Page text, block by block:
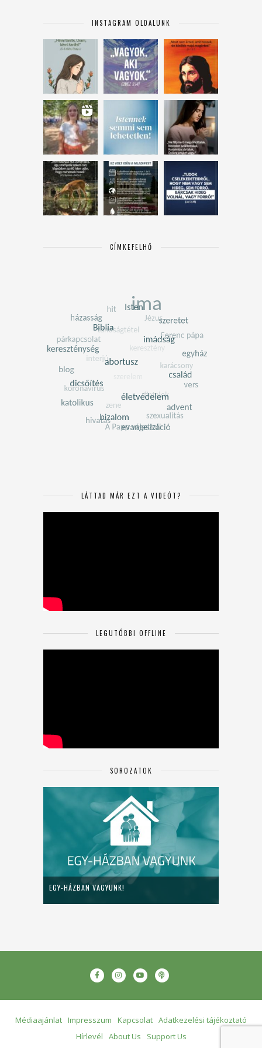
INSTAGRAM OLDALUNK
CÍMKEFELHŐ
LÁTTAD MÁR EZT A VIDEÓT?
LEGUTÓBBI OFFLINE
SOROZATOK
EGY-HÁZBAN VAGYUNK!
Médiaajánlat Impresszum Kapcsolat Adatkezelési tájékoztató
Hírlevél
About Us
Support Us